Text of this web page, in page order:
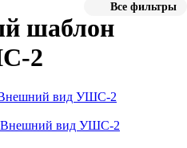
Все фильтры
шаблон
2